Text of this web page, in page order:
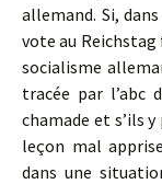
allemand. Si,
vote au Reichstag
socialisme
tracée par l’abc
chamade et s’ils
leçon mal
dans une